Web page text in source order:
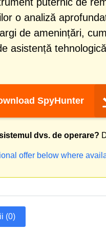
o analiză
de amenințări,
asistență
SpyHunter
dvs. de operare?
offer below where
(0)